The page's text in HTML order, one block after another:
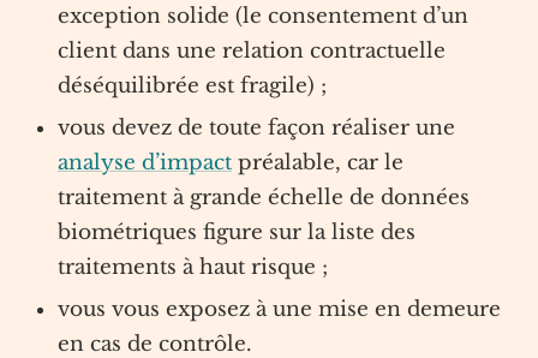
exception solide (le consentement d’un
client dans une relation contractuelle
déséquilibrée est fragile) ;
vous devez de toute façon réaliser une
analyse d’impact préalable, car le
traitement à grande échelle de données
biométriques figure sur la liste des
traitements à haut risque ;
vous vous exposez à une mise en demeure
en cas de contrôle.